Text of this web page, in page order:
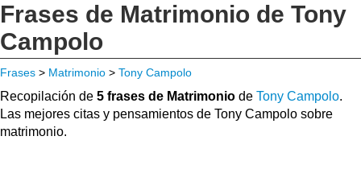
Frases de Matrimonio de Tony
Campolo
Frases > Matrimonio > Tony Campolo
Recopilación de 5 frases de Matrimonio de Tony Campolo.
Las mejores citas y pensamientos de Tony Campolo sobre
matrimonio.